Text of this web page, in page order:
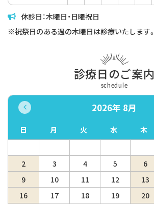
休診日：木曜日・日曜祝日
※祝祭日のある週の木曜日は診療いたします。
診療日のご案内
schedule
2026年 8月
日 月 火 水 木
2
3 4 5 6
9
10 11 12 13
16
17 18 19 20